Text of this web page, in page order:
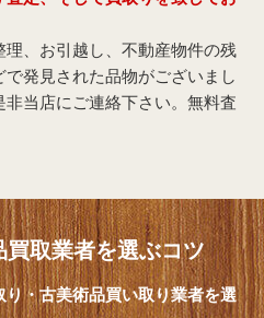
理、お引越し、不動産物件の残
発見された品物がございまし
当店にご連絡下さい。無料査
取業者を選ぶコツ
・古美術品買い取り業者を選